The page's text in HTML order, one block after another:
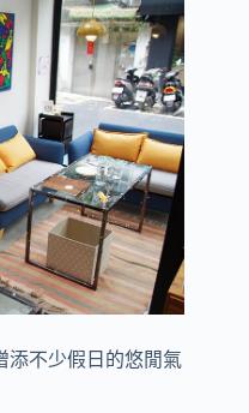
添不少假日的悠閒氣